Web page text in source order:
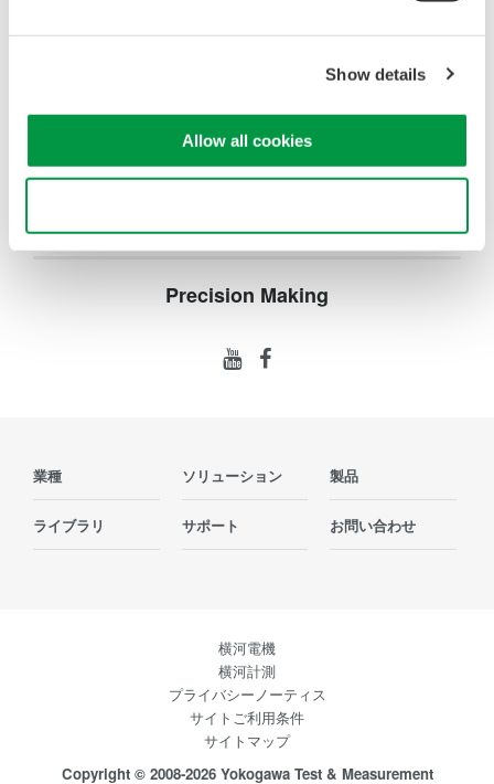
Show details
Allow all cookies
お気軽にお問い合わせ・ご相談ください。
お問い合わせ
Precision Making
業種 ソリューション 製品
ライブラリ サポート お問い合わせ
横河電機
横河計測
プライバシーノーティス
サイトご利用条件
サイトマップ
Copyright © 2008-2026 Yokogawa Test & Measurement